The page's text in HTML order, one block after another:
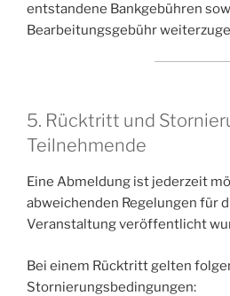
entstandene Bankgebühren
Bearbeitungsgebühr
5. Rücktritt und
Teilnehmende
Eine Abmeldung ist jederzeit
abweichenden Regelungen für
Veranstaltung veröffentlicht
Bei einem Rücktritt gelten
Stornierungsbedingungen: